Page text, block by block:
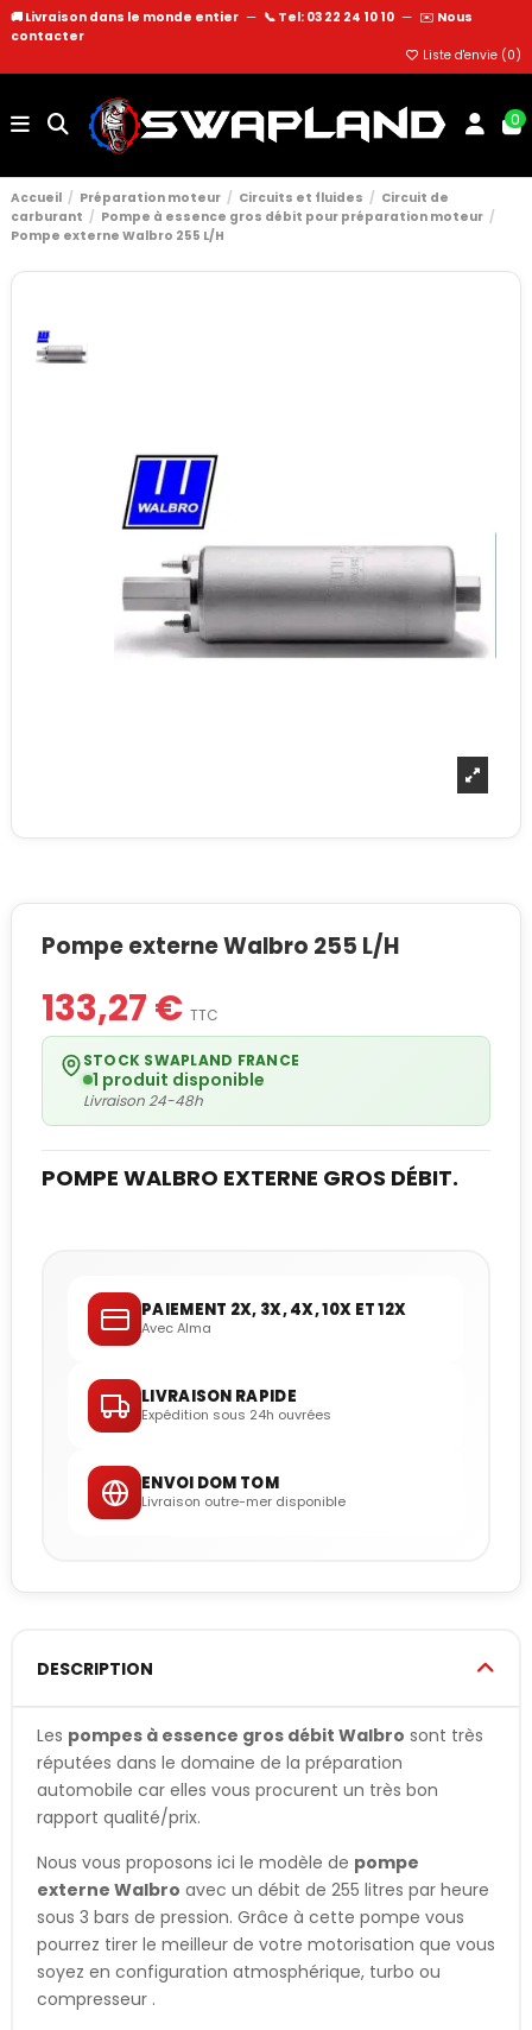
🚚 Livraison dans le monde entier — 📞 Tel: 03 22 24 10 10 — ✉️ Nous
contacter
Liste d'envie (0)
0
Accueil Préparation moteur Circuits et fluides
Circuit de
carburant
Pompe à essence gros débit pour préparation moteur
Pompe externe Walbro 255 L/H
Pompe externe Walbro 255 L/H
133,27 € TTC
STOCK SWAPLAND FRANCE
1 produit disponible
Livraison 24-48h
POMPE WALBRO EXTERNE GROS DÉBIT.
PAIEMENT 2X, 3X, 4X, 10X ET 12X
Avec Alma
LIVRAISON RAPIDE
Expédition sous 24h ouvrées
ENVOI DOM TOM
Livraison outre-mer disponible
DESCRIPTION
Les pompes à essence gros débit Walbro sont très
réputées dans le domaine de la préparation
automobile car elles vous procurent un très bon
rapport qualité/prix.
Nous vous proposons ici le modèle de pompe
externe Walbro avec un débit de 255 litres par heure
sous 3 bars de pression. Grâce à cette pompe vous
pourrez tirer le meilleur de votre motorisation que vous
soyez en configuration atmosphérique, turbo ou
compresseur .